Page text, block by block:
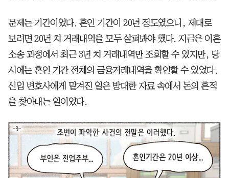
문제는 기간이었다. 혼인 기간이 20년 정도였으니, 제대로
보려면 20년 치 거래내역을 모두 살펴봐야 했다. 지금은 이혼
소송 과정에서 최근 3년 치 거래내역만 조회할 수 있지만, 당
시에는 혼인 기간 전체의 금융거래내역을 확인할 수 있었다.
신입 변호사에게 맡겨진 일은 방대한 자료 속에서 돈의 흔적
을 찾아내는 일이었다.